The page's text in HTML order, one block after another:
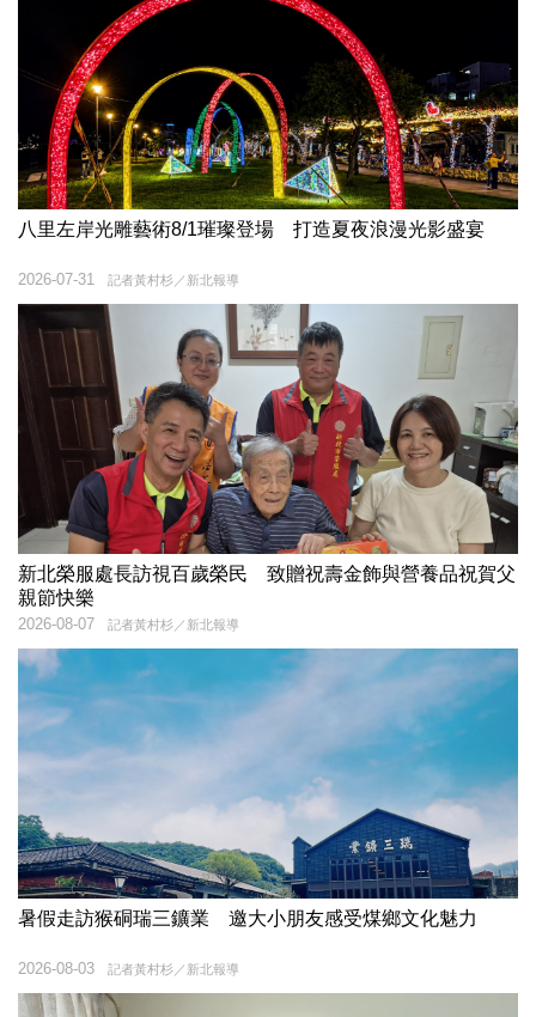
八里左岸光雕藝術8/1璀璨登場 打造夏夜浪漫光影盛宴
記者黃村杉／新北報導
2026-07-31
新北榮服處長訪視百歲榮民 致贈祝壽金飾與營養品祝賀父
親節快樂
記者黃村杉／新北報導
2026-08-07
暑假走訪猴硐瑞三鑛業 邀大小朋友感受煤鄉文化魅力
記者黃村杉／新北報導
2026-08-03